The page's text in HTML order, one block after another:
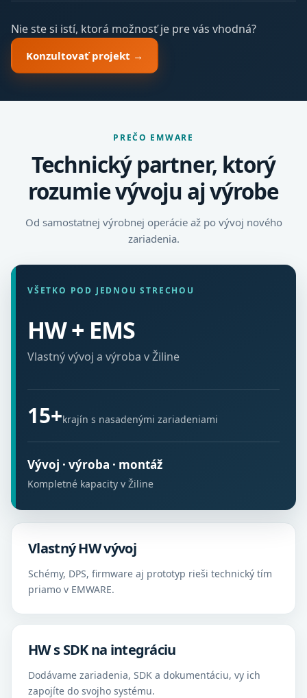
Nie ste si istí, ktorá možnosť je pre vás vhodná?
Konzultovať projekt →
PREČO EMWARE
Technický partner, ktorý
rozumie vývoju aj výrobe
Od samostatnej výrobnej operácie až po vývoj nového
zariadenia.
VŠETKO POD JEDNOU STRECHOU
HW + EMS
Vlastný vývoj a výroba v Žiline
15+krajín s nasadenými zariadeniami
Vývoj · výroba · montáž
Kompletné kapacity v Žiline
Vlastný HW vývoj
Schémy, DPS, firmware aj prototyp rieši technický tím
priamo v EMWARE.
HW s SDK na integráciu
Dodávame zariadenia, SDK a dokumentáciu, vy ich
zapojíte do svojho systému.